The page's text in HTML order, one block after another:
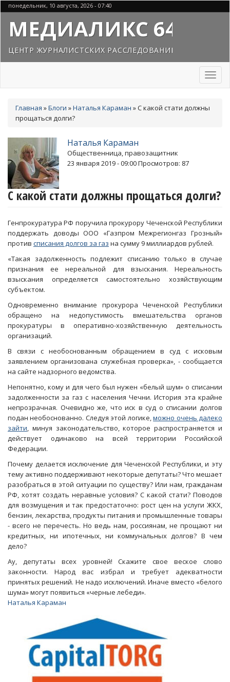
Перейти
к
основному
содержанию
понедельник, 10 августа, 2026 - 07:40
МЕДИАЛИКС 64
ЦЕНТР ЖУРНАЛИСТСКИХ РАССЛЕДОВАНИЙ
Toggle
здесь
Главная »Блоги »Наталья Караман »С какой стати должны
прощаться долги?
Наталья Караман
Общественница, правозащитник
23 января 2019 - 09:00Просмотров: 87
С какой стати должны прощаться долги?
Генпрокуратура РФ поручила прокурору Чеченской Республики
поддержать доводы ООО «Газпром Межрегионгаз Грозный»
против списания долгов за газ на сумму 9 миллиардов рублей.
«Такая задолженность подлежит списанию только в случае
признания ее нереальной для взыскания. Нереальность
взыскания определяется самостоятельно хозяйствующим
субъектом.
Одновременно внимание прокурора Чеченской Республики
обращено на недопустимость вмешательства органов
прокуратуры в оперативно-хозяйственную деятельность
организаций.
В связи с необоснованным обращением в суд с исковым
заявлением организована служебная проверка», - сообщается
на сайте надзорного ведомства.
Непонятно, кому и для чего был нужен «белый шум» о списании
задолженности за газ с населения Чечни. История эта крайне
непрозрачная. Очевидно же, что иск в суд о списании долгов
подан необоснованно. Следуя этой логике,можно очень далеко
зайти, минуя законодательство, которое распространяется и
действует одинаково на всей территории Российской
Федерации.
Почему делается исключение для Чеченской Республики, и эту
тему активно поддерживают некоторые депутаты? Что мешает
разобраться в этой ситуации по существу? Или нам, гражданам
РФ, хотят создать неравные условия? С какой стати? Поводов
для возмущения и так предостаточно: рост цен на услуги ЖКХ,
бензин, лекарства, продукты питания и промышленные товары
- всего не перечесть. Но ведь нам, россиянам, не прощают ни
кредитных, ни ипотечных, ни коммунальных долгов? В чем
дело?
Ау, депутаты всех уровней! Скажите свое веское слово
законности. Народ вас избрал и требует адекватности
принятых решений. Не надо исключений. Иначе вместо «белого
шума» могут появиться «черные лебеди».
Наталья Караман